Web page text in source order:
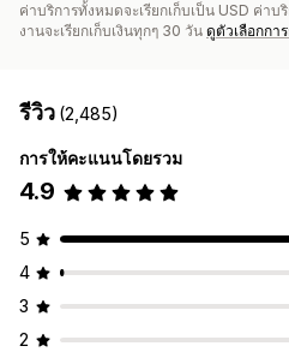
ค่าบริการทั้งหมดจะเรียกเก็บเป็น USD ค่า
งานจะเรียกเก็บเงินทุกๆ 30 วัน ดูตัวเลือกกา
รีวิว (2,485)
การให้คะแนนโดยรวม
4.9
5
4
3
2